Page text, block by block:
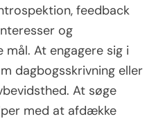
feedback
og
At engagere sig i
dagbogsskrivning eller
At søge
med at afdække